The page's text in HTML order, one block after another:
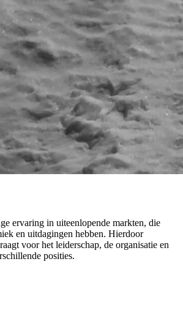
ervaring in uiteenlopende markten, die
en uitdagingen hebben. Hierdoor
voor het leiderschap, de organisatie en
posities.